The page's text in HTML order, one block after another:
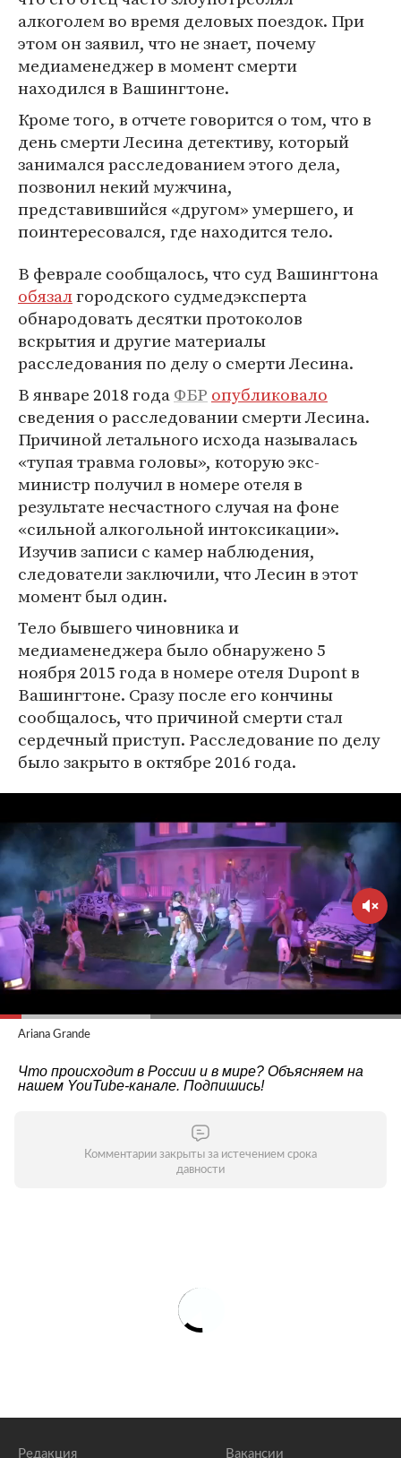
алкоголем во время деловых поездок. При
этом он заявил, что не знает, почему
медиаменеджер в момент смерти
находился в Вашингтоне.
Кроме того, в отчете говорится о том, что в
день смерти Лесина детективу, который
занимался расследованием этого дела,
позвонил некий мужчина,
представившийся «другом» умершего, и
поинтересовался, где находится тело.
В феврале сообщалось, что суд Вашингтона
обязалгородского судмедэксперта
обнародовать десятки протоколов
вскрытия и другие материалы
расследования по делу о смерти Лесина.
В январе 2018 годаФБР опубликовало
сведения о расследовании смерти Лесина.
Причиной летального исхода называлась
«тупая травма головы», которую экс-
министр получил в номере отеля в
результате несчастного случая на фоне
«сильной алкогольной интоксикации».
Изучив записи с камер наблюдения,
следователи заключили, что Лесин в этот
момент был один.
Тело бывшего чиновника и
медиаменеджера было обнаружено 5
ноября 2015 года в номере отеля Dupont в
Вашингтоне. Сразу после его кончины
сообщалось, что причиной смерти стал
сердечный приступ. Расследование по делу
было закрыто в октябре 2016 года.
Ariana Grande
Что происходит в России и в мире? Объясняем на
нашем YouTube-канале. Подпишись!
Комментарии закрыты за истечением срока
давности
Редакция Вакансии